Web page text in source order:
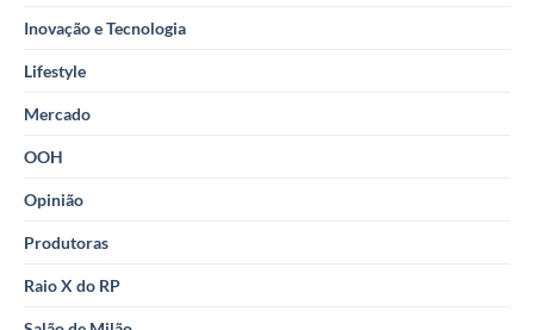
Inovação e Tecnologia
Lifestyle
Mercado
OOH
Opinião
Produtoras
Raio X do RP